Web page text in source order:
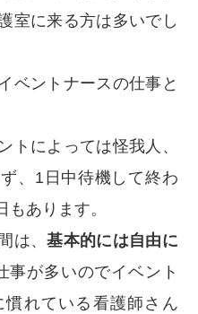
室に来る方は多いでし
ベントナースの仕事と
トによっては怪我人、
、1日中待機して終わ
もあります。
は、基本的には自由に
事が多いのでイベント
れている看護師さん